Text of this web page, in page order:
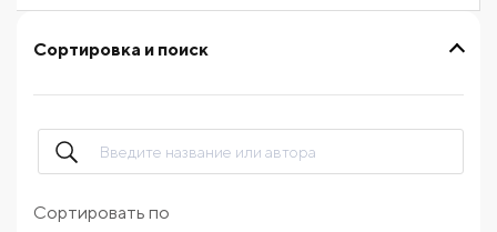
Сортировка и поиск
Сортировать по